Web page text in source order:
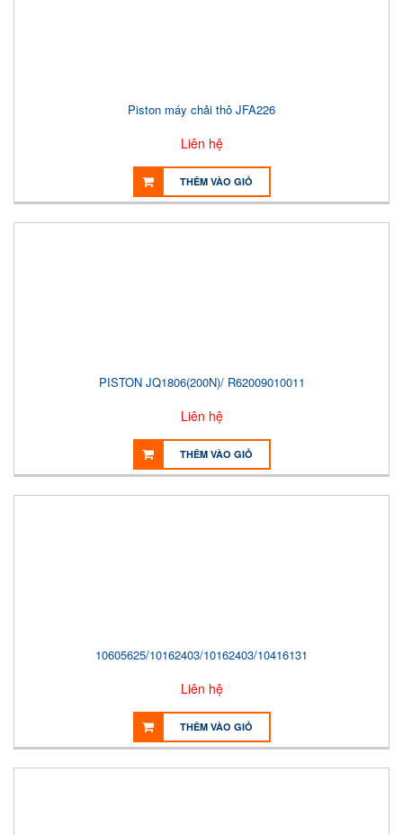
Piston máy chải thô JFA226
Liên hệ
THÊM VÀO GIỎ
PISTON JQ1806(200N)/ R62009010011
Liên hệ
THÊM VÀO GIỎ
10605625/10162403/10162403/10416131
Liên hệ
THÊM VÀO GIỎ